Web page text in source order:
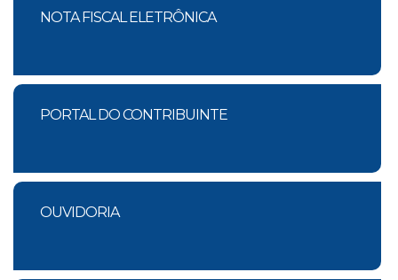
NOTA FISCAL ELETRÔNICA
PORTAL DO CONTRIBUINTE
OUVIDORIA